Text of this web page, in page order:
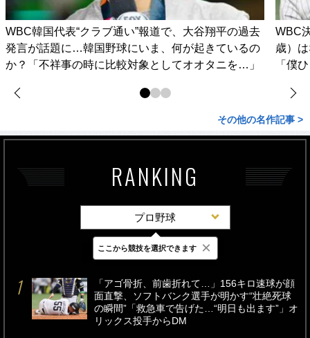
WBC韓国代表“クラブ通い”報道で、大谷翔平の過去
発言が話題に…韓国野球にいま、何が起きているの
か？「不祥事の時に比較対象としてオオタニを…」
WBC
歳）
「僕
その他の名作記事 >
RANKING
プロ野球
最新 24時間 週間
「アゴ骨折、前歯折れて…」156キロ速球が顔
面直撃、ソフトバンク選手が明かす“壮絶死球
の瞬間”「救急車で告げた…“明日も出ます”」オ
リックス投手からDM
ここから競技を選択できます ×